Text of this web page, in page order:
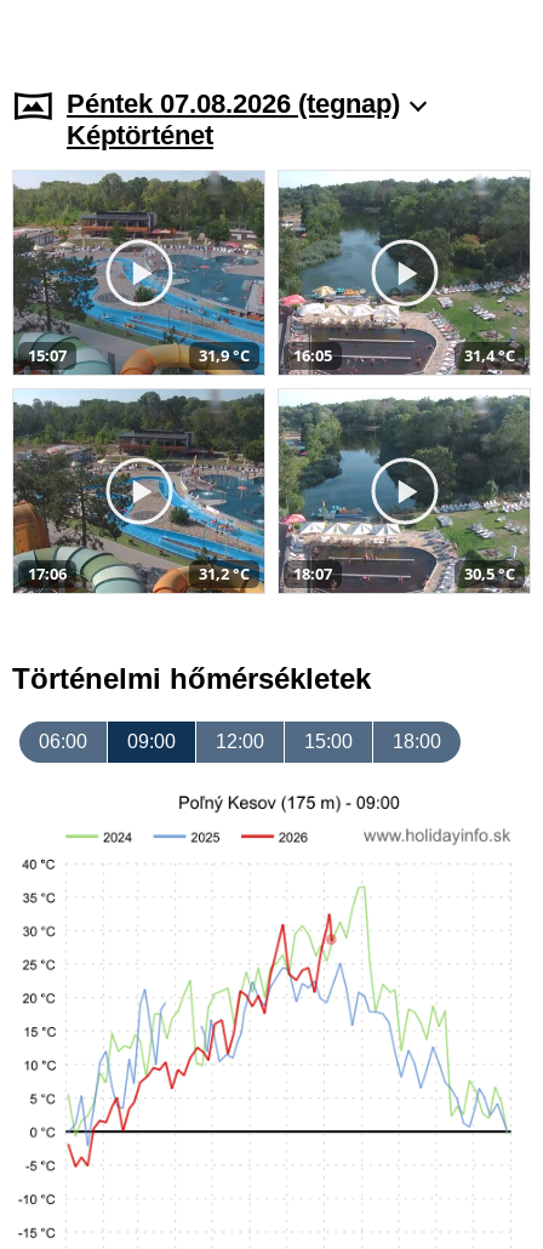
Péntek 07.08.2026 (tegnap)
Képtörténet
15:07 31,9 °C 16:05 31,4 °C
17:06 31,2 °C 18:07 30,5 °C
Történelmi hőmérsékletek
06:00 09:00 12:00 15:00 18:00